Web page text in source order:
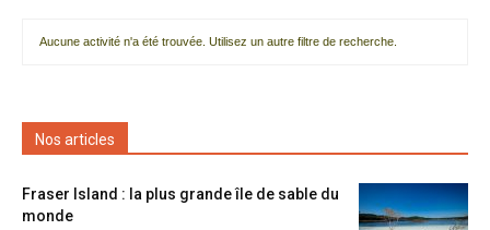
Aucune activité n'a été trouvée. Utilisez un autre filtre de recherche.
Nos articles
Fraser Island : la plus grande île de sable du
monde